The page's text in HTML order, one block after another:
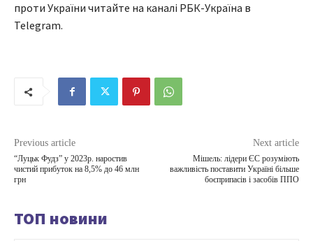
проти України читайте на каналі РБК-Україна в
Telegram.
Previous article
“Луцьк Фудз” у 2023р. наростив
чистий прибуток на 8,5% до 46 млн
грн
Next article
Мішель: лідери ЄС розуміють
важливість поставити Україні більше
боєприпасів і засобів ППО
ТОП новини